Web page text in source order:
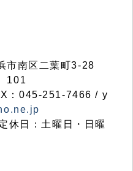
市南区二葉町3-28
101
：045-251-7466 / y
休日：土曜日・日曜